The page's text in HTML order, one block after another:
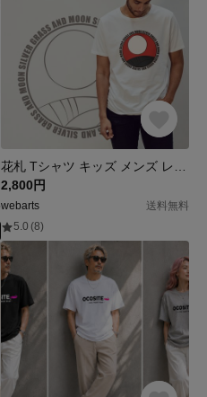
2,800円
webarts
送料無料
5.0 (8)